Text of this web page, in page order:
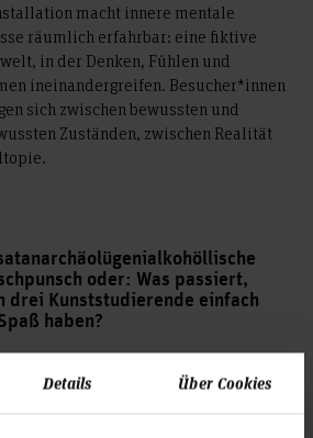
Details Über Cookies
macht innere mentale
räumlich erfahrbar: eine fiktive
in der Denken, Fühlen und
ineinandergreifen. Besucher*innen
sich zwischen bewussten und
Zuständen, zwischen Realität
oder: Was passiert,
drei Kunststudierende einfach
haben?
Andrade